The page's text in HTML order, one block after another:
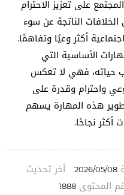
على تعزيز الاحترام
الخلافات الناتجة عن سوء
أكثر وعيًا وتفاهمًا.
الأساسية التي
حياته، فهي لا تعكس
واحترام وقدرة على
هذه المهارة يسهم
نجاحًا.
2026/05/08 آخر تحديث
المحتوى 1888